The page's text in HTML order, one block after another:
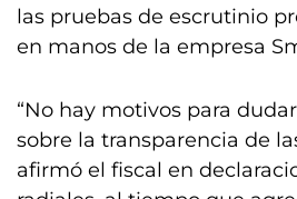
las pruebas de escrutinio
en manos de la empresa
“No hay motivos para dudar
sobre la transparencia de
afirmó el fiscal en